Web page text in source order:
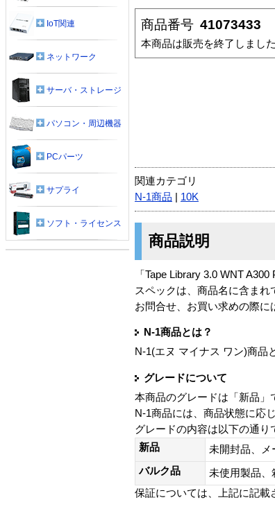
商品番号 41073433
本商品は販売を終了しました
関連カテゴリ
N-1商品
10K
商品説明
「Tape Library 3.0 WNT
スペックは、商品名に含まれ
お問合せ、お買い求めの際に
N-1商品とは？
N-1(エヌ マイナス ワン)商品
グレードについて
本商品のグレードは「新品」
N-1商品には、商品状態に応
グレードの内容は以下の通り
新品
未開封品、メ
バルク品
未使用製品
保証については、上記に記載
IoT関連
ネットワーク
サーバ・ストレージ
パソコン・周辺機器
PCパーツ
サプライ
ソフト・ライセンス